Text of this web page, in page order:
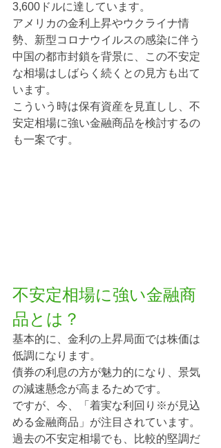
3,600ドルに達しています。
アメリカの金利上昇やウクライナ情
勢、新型コロナウイルスの感染に伴う
中国の都市封鎖を背景に、この不安定
な相場はしばらく続くとの見方も出て
います。
こういう時は保有資産を見直しし、不
安定相場に強い金融商品を検討するの
も一案です。
不安定相場に強い金融商
品とは？
基本的に、金利の上昇局面では株価は
低調になります。
債券の利息の方が魅力的になり、景気
の減速懸念が高まるためです。
ですが、今、「着実な利回り※が見込
める金融商品」が注目されています。
過去の不安定相場でも、比較的堅調だ